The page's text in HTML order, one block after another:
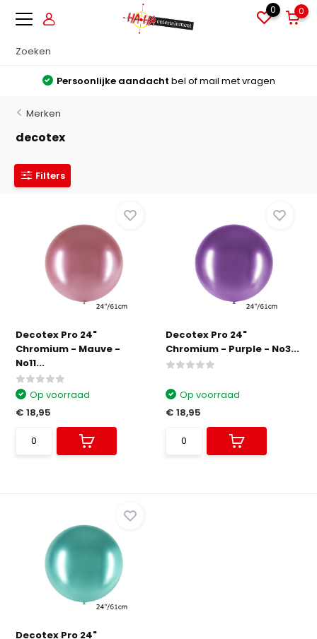
0 0
Persoonlijke aandacht bel of mail met vragen
Merken
decotex
Filters
Decotex Pro 24"
Chromium - Mauve -
No11...
Op voorraad
€ 18,95
Decotex Pro 24"
Chromium - Purple - No3...
Op voorraad
€ 18,95
Decotex Pro 24"